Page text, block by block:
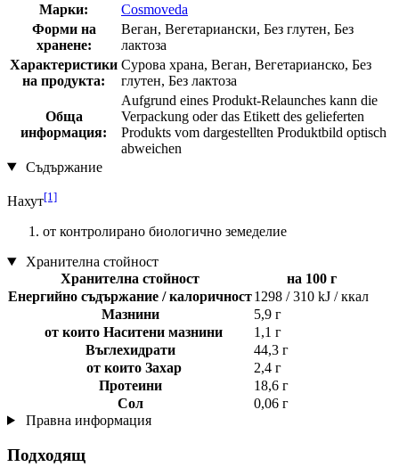
Марки:
Cosmoveda
Форми на
хранене:
Веган, Вегетариански, Без глутен, Без
лактоза
Характеристики
на продукта:
Сурова храна, Веган, Вегетарианско, Без
глутен, Без лактоза
Обща
информация:
Aufgrund eines Produkt-Relaunches kann die
Verpackung oder das Etikett des gelieferten
Produkts vom dargestellten Produktbild optisch
abweichen
Съдържание
Нахут[1]
от контролирано биологично земеделие
Хранителна стойност
Хранителна стойност
на 100 г
Енергийно съдържание / калоричност1298 / 310 kJ / ккал
Мазнини
5,9 г
от които Наситени мазнини
1,1 г
Въглехидрати
44,3 г
от които Захар
2,4 г
Протеини
18,6 г
Сол
0,06 г
Правна информация
Подходящ